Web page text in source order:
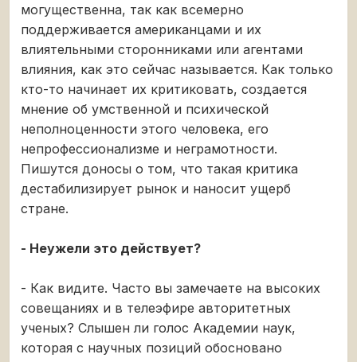
могущественна, так как всемерно
поддерживается американцами и их
влиятельными сторонниками или агентами
влияния, как это сейчас называется. Как только
кто-то начинает их критиковать, создается
мнение об умственной и психической
неполноценности этого человека, его
непрофессионализме и неграмотности.
Пишутся доносы о том, что такая критика
дестабилизирует рынок и наносит ущерб
стране.
- Неужели это действует?
- Как видите. Часто вы замечаете на высоких
совещаниях и в телеэфире авторитетных
ученых? Слышен ли голос Академии наук,
которая с научных позиций обосновано